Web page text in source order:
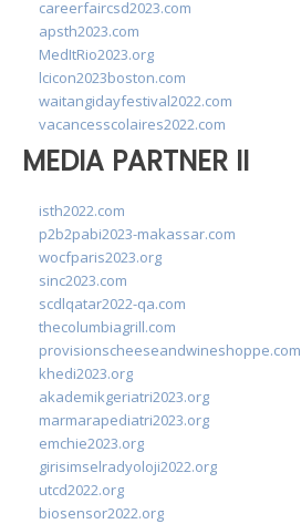
careerfaircsd2023.com
apsth2023.com
MedItRio2023.org
lcicon2023boston.com
waitangidayfestival2022.com
vacancesscolaires2022.com
MEDIA PARTNER II
isth2022.com
p2b2pabi2023-makassar.com
wocfparis2023.org
sinc2023.com
scdlqatar2022-qa.com
thecolumbiagrill.com
provisionscheeseandwineshoppe.com
khedi2023.org
akademikgeriatri2023.org
marmarapediatri2023.org
emchie2023.org
girisimselradyoloji2022.org
utcd2022.org
biosensor2022.org